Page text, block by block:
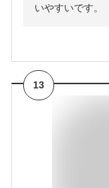
いやすいです。
13